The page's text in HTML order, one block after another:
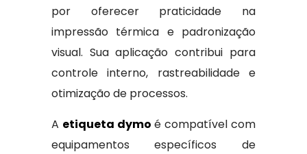
por oferecer praticidade na
impressão térmica e padronização
visual. Sua aplicação contribui para
controle interno, rastreabilidade e
otimização de processos.
A etiqueta dymo é compatível com
equipamentos específicos de